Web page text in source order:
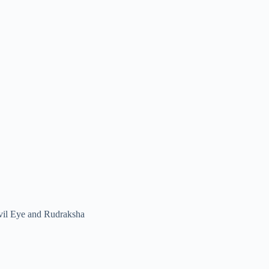
Eye and Rudraksha